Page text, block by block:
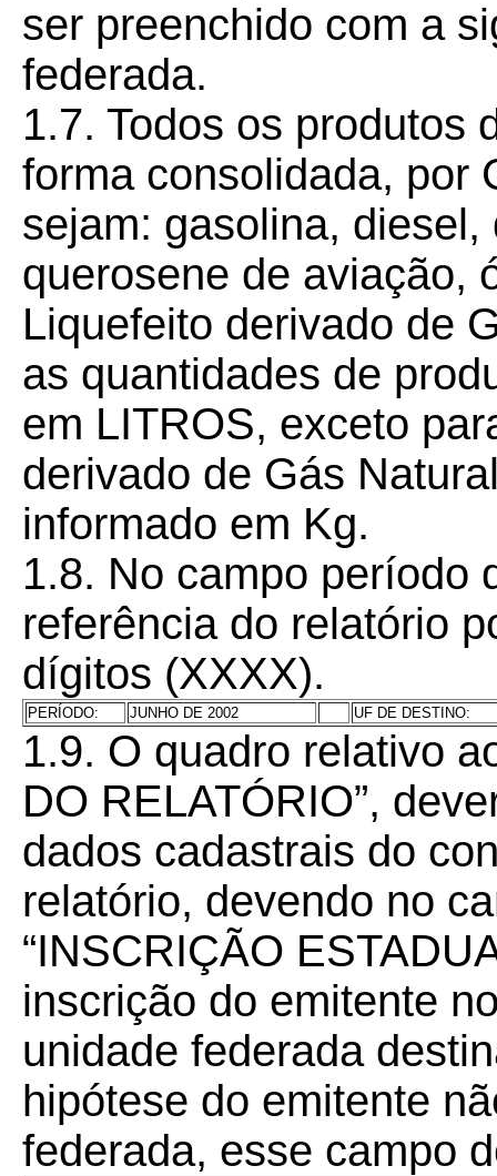
ser preenchido com a
federada.
1.7. Todos os produtos
forma consolidada, por
sejam: gasolina,
querosene de aviação,
Liquefeito derivado de
as quantidades de
em LITROS, exceto
derivado de Gás
informado em Kg.
1.8. No campo período
referência do relatório
dígitos (XXXX).
PERÍODO: JUNHO DE 2002 UF DE DESTINO:
1.9. O quadro relativo
DO RELATÓRIO”,
dados cadastrais do
relatório, devendo no
“INSCRIÇÃO
inscrição do emitente
unidade federada
hipótese do emitente
federada, esse campo